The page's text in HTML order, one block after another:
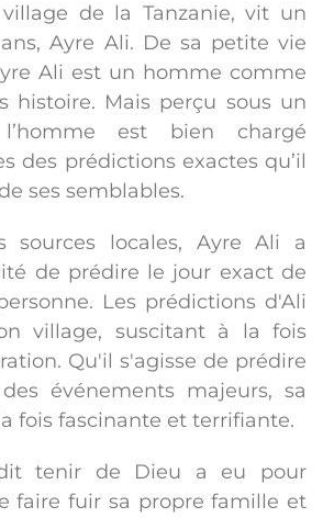
de la Tanzanie, vit un
Ayre Ali. De sa petite vie
Ali est un homme comme
histoire. Mais perçu sous un
est bien chargé
des prédictions exactes qu’il
ses semblables.
sources locales, Ayre Ali a
de prédire le jour exact de
Les prédictions d'Ali
village, suscitant à la fois
Qu'il s'agisse de prédire
événements majeurs, sa
fois fascinante et terrifiante.
tenir de Dieu a eu pour
faire fuir sa propre famille et